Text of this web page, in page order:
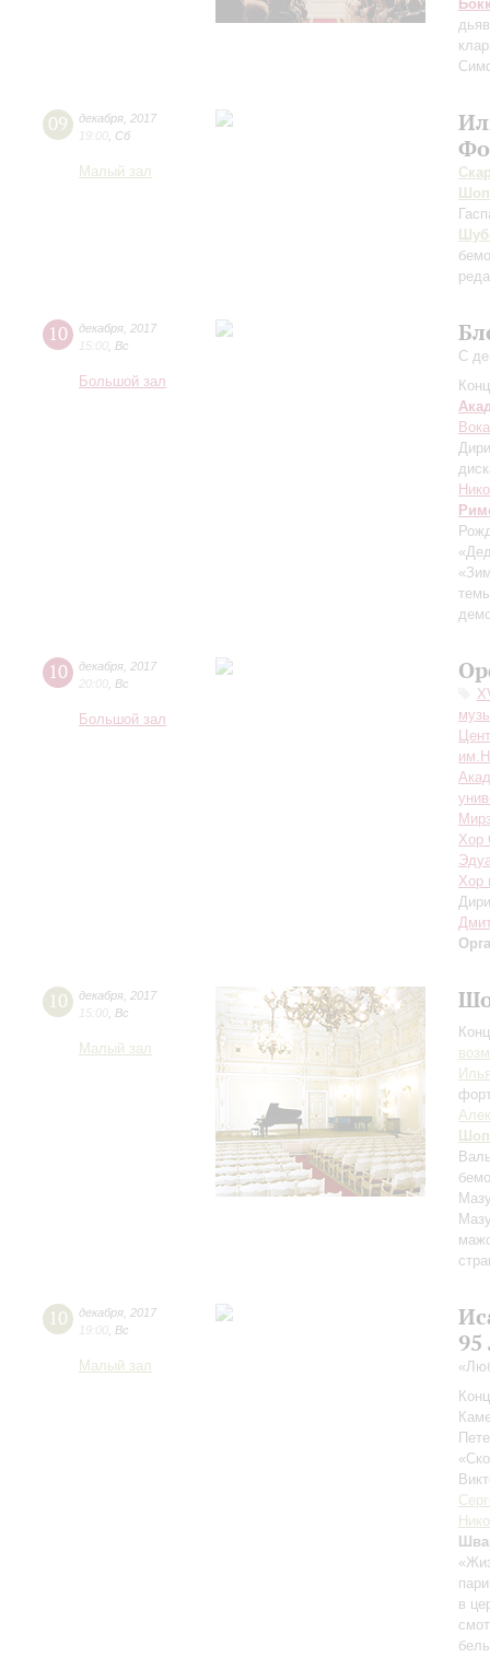
09 декабря 2017
19:00 Сб
Малый зал
10 декабря 2017
15:00 Вс
Большой зал
С
10 декабря 2017
20:00 Вс
Большой зал
Хор
Хор
10 декабря 2017
15:00 Вс
Малый зал
10 декабря 2017
19:00 Вс
Малый зал
в